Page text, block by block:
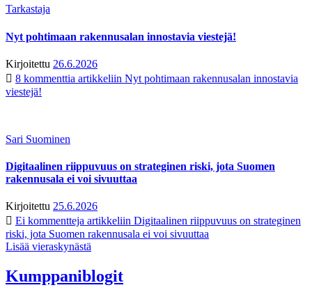
Tarkastaja
Nyt pohtimaan rakennusalan innostavia viestejä!
Kirjoitettu 26.6.2026
8 kommenttia artikkeliin Nyt pohtimaan rakennusalan innostavia
viestejä!
Sari Suominen
Digitaalinen riippuvuus on strateginen riski, jota Suomen
rakennusala ei voi sivuuttaa
Kirjoitettu 25.6.2026
Ei kommentteja artikkeliin Digitaalinen riippuvuus on strateginen
riski, jota Suomen rakennusala ei voi sivuuttaa
Lisää vieraskynästä
Kumppaniblogit